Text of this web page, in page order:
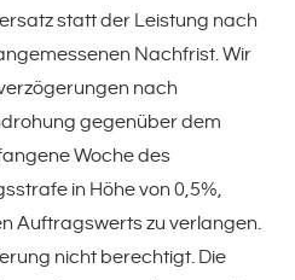
statt der Leistung nach
Nachfrist. Wir
nach
gegenüber dem
Woche des
in Höhe von 0,5%,
Auftragswerts zu verlangen.
nicht berechtigt. Die